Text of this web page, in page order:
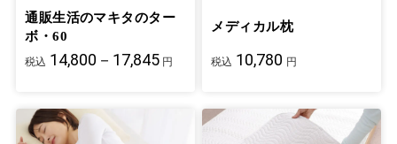
通販生活のマキタのター
ボ・60
税込 14,800－17,845 円
メディカル枕
税込 10,780 円